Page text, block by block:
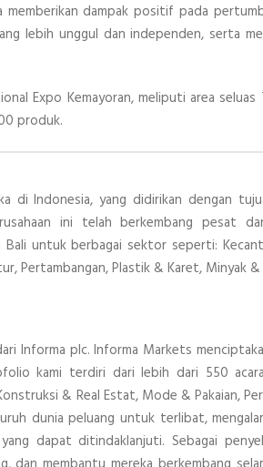
dampak positif pada
lebih unggul dan independen, serta
Expo Kemayoran, meliputi area
produk.
di Indonesia, yang didirikan dengan
ini telah berkembang pesat
untuk berbagai sektor seperti:
Pertambangan, Plastik & Karet, Minyak &
Informa plc. Informa Markets
kami terdiri dari lebih dari 550
& Real Estat, Mode & Pakaian,
dunia peluang untuk terlibat,
dapat ditindaklanjuti. Sebagai